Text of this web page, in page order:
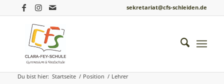
sekretariat@cfs-schleiden.de
Archiv für: Lehrer
Du bist hier: Startseite / Position / Lehrer